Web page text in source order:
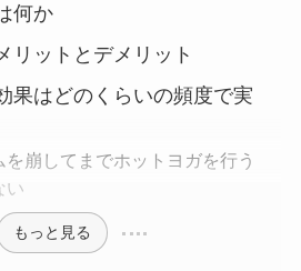
何か
リットとデメリット
果はどのくらいの頻度で実
を崩してまでホットヨガを行う
い
もっと見る